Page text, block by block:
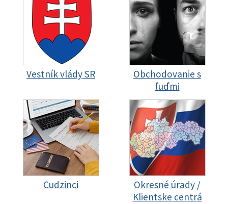
Vestník vlády SR
Obchodovanie s
ľuďmi
Cudzinci
Okresné úrady /
Klientske centrá